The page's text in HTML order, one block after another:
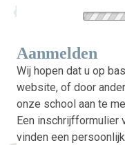
Aanmelden
Wij hopen dat u op
website, of door
onze school aan te
Een inschrijfformulier
vinden een